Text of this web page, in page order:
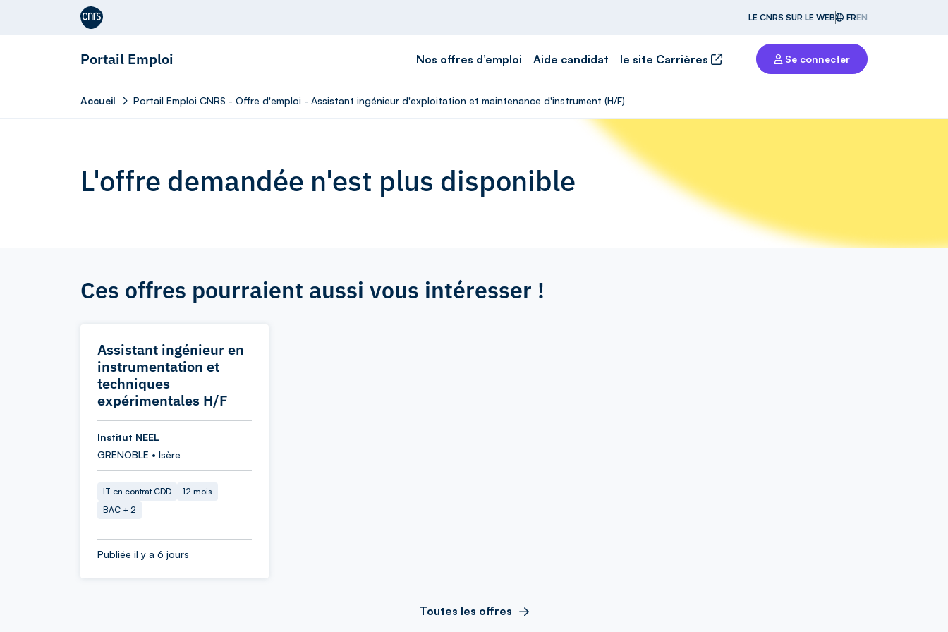
Aller au contenu
LE CNRS SUR LE WEB FREN
Portail Emploi Nos offres d’emploi Aide candidat le site Carrières Se connecter
Accueil Portail Emploi CNRS - Offre d'emploi - Assistant ingénieur d'exploitation et maintenance d'instrument (H/F)
L'offre demandée n'est plus disponible
Ces offres pourraient aussi vous intéresser !
Assistant ingénieur en
instrumentation et
techniques
expérimentales H/F
Institut NEEL
GRENOBLE • Isère
IT en contrat CDD
12 mois
BAC + 2
Publiée il y a 6 jours
Toutes les offres